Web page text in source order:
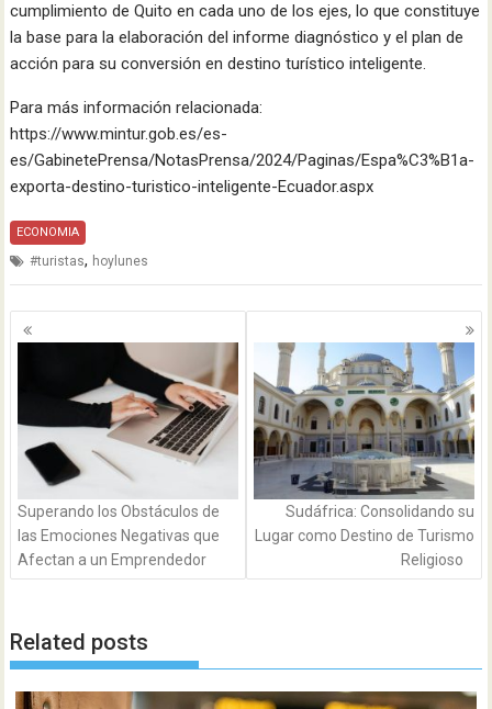
cumplimiento de Quito en cada uno de los ejes, lo que constituye
la base para la elaboración del informe diagnóstico y el plan de
acción para su conversión en destino turístico inteligente.
Para más información relacionada:
https://www.mintur.gob.es/es-
es/GabinetePrensa/NotasPrensa/2024/Paginas/Espa%C3%B1a-
exporta-destino-turistico-inteligente-Ecuador.aspx
ECONOMIA
#turistas, hoylunes
Navegación
de
entradas
Superando los Obstáculos de
las Emociones Negativas que
Afectan a un Emprendedor
Sudáfrica: Consolidando su
Lugar como Destino de Turismo
Religioso
Related posts